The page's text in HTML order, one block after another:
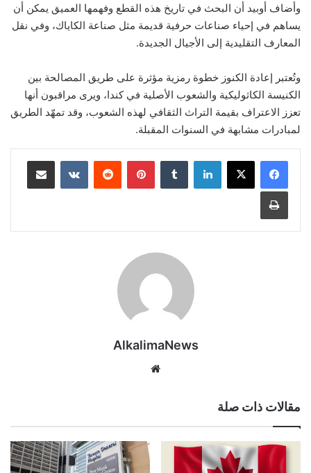
وأضاف أوبيد أن البحث في تاريخ هذه القطع وفهمها العميق يمكن أن
يساهم في إحياء صناعات حرفية قديمة مثل صناعة الكاياك، وفي نقل
المعارف التقليدية إلى الأجيال الجديدة.
وتُعتبر إعادة الكنوز خطوة رمزية مؤثرة على طريق المصالحة بين
الكنيسة الكاثوليكية والشعوب الأصلية في كندا، ويرى مراقبون أنها
تعزز الاعتراف بقيمة التراث الثقافي لهذه الشعوب، وقد تمهّد الطريق
لمبادرات مشابهة في السنوات المقبلة.
لينكدإن بينتيريست
AlkalimaNews
مقالات ذات صلة